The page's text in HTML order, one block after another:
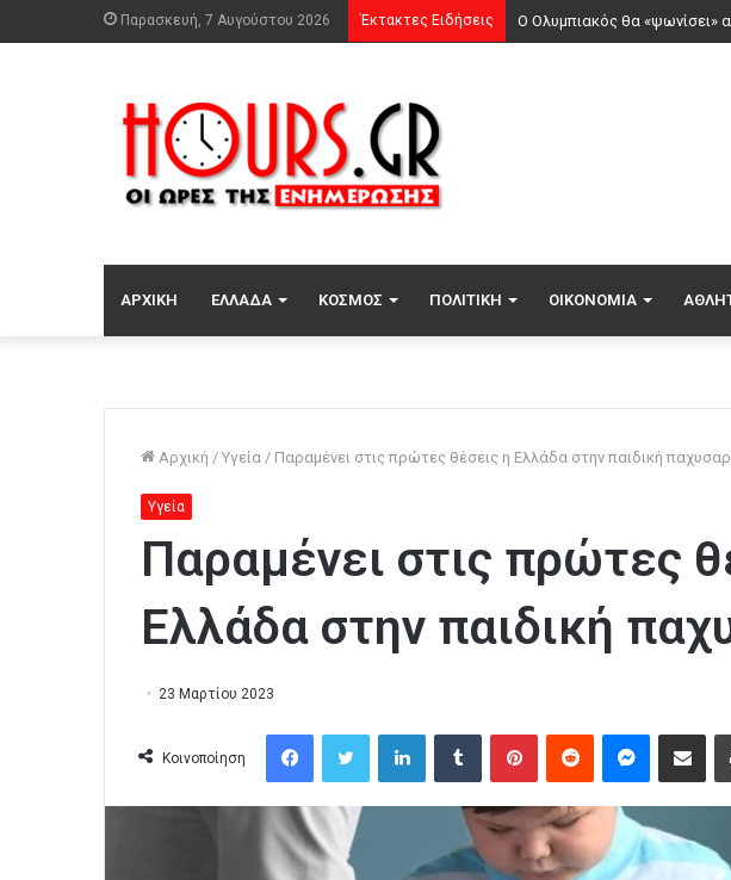
Παρασκευή, 7 Αυγούστου 2026 Έκτακτες Ειδήσεις Μαρία Σάκκαρη:
ΑΡΧΙΚΉ ΕΛΛΆΔΑ ΚΌΣΜΟΣ ΠΟΛΙΤΙΚΉ ΟΙΚΟΝΟΜΊΑ
Αρχική / Υγεία / Παραμένει στις πρώτες θέσεις η Ελλάδα στην παιδική
Υγεία
Παραμένει στις πρώτες
Ελλάδα στην παιδική
23 Μαρτίου 2023
Κοινοποίηση